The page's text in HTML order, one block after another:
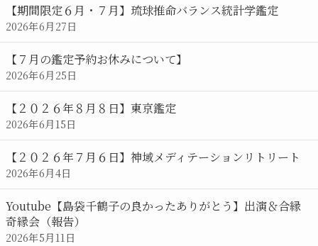
【期間限定６月・７月】琉球推命バランス統計学鑑定
2026年6月27日
【７月の鑑定予約お休みについて】
2026年6月25日
【２０２６年８月８日】東京鑑定
2026年6月15日
【２０２６年７月６日】神域メディテーションリトリート
2026年6月4日
Youtube【島袋千鶴子の良かったありがとう】出演＆合縁
奇縁会（報告）
2026年5月11日